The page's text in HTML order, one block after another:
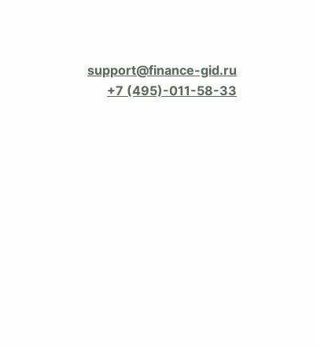
support@finance-gid.ru
+7 (495)-011-58-33